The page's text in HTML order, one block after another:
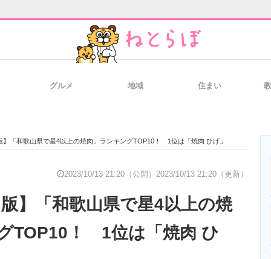
経営リーダー
製造業のIT導入
グルメ 地域 住まい
】「和歌山県で星4以上の焼肉」ランキングTOP10！ 1位は「焼肉 ひげ」
2023/10/13 21:20（公開） 2023/10/13 21:20（更新）
】「和歌山県で星4以上の焼
TOP10！ 1位は「焼肉 ひ